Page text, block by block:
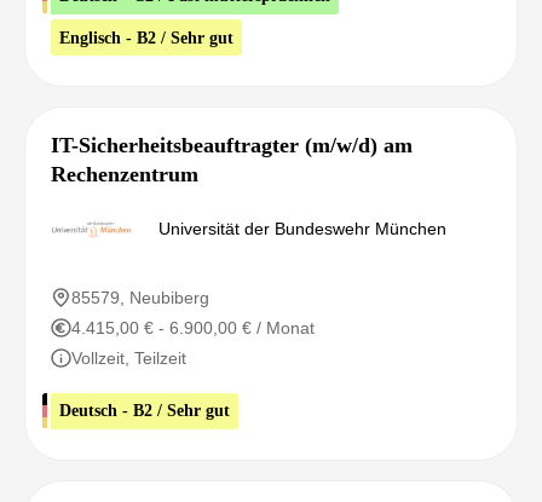
Englisch - B2 / Sehr gut
IT-Sicherheitsbeauftragter (m/w/d) am
Rechenzentrum
Universität der Bundeswehr München
85579, Neubiberg
4.415,00 € - 6.900,00 € / Monat
Vollzeit, Teilzeit
Deutsch - B2 / Sehr gut